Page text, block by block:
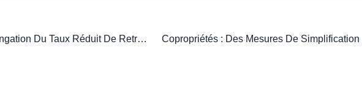
Artistes-Auteurs : Prolongation Du Taux Réduit De Retraite Complémentaire !
Copropriétés : Des Mesures De Simplification